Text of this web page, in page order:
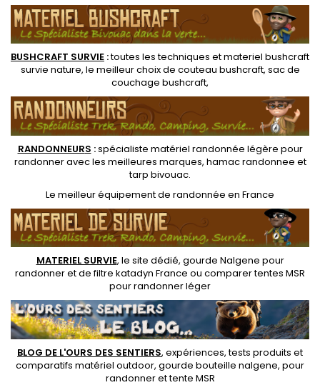
BUSHCRAFT SURVIE :toutes les techniques etmateriel bushcraft
survie nature, le meilleur choix de couteau bushcraft, sac de
couchage bushcraft,
RANDONNEURS :spécialiste matériel randonnée légère pour
randonner avec les meilleures marques, hamac randonnee et
tarp bivouac.
Le meilleur équipement de randonnée en France
MATERIEL SURVIE, le site dédié, gourde Nalgene pour
randonneret defiltre katadyn France ou comparer tentes MSR
pour randonner léger
BLOG DE L'OURS DES SENTIERS, expériences, tests produits et
comparatifs matériel outdoor, gourde bouteille nalgene, pour
randonner ettente MSR